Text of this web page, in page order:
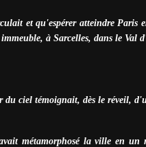
et qu'espérer atteindre Paris
à Sarcelles, dans le Val
du ciel témoignait, dès le réveil,
métamorphosé la ville en